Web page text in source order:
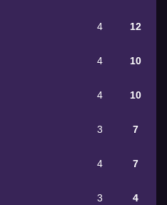
4 12
4 10
4 10
3 7
4 7
3 4